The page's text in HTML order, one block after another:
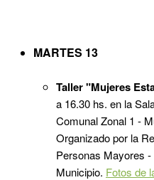
MARTES 13
Taller "Mujeres
a 16.30 hs. en la
Comunal Zonal 1 -
Organizado por la
Personas Mayores
Municipio. Fotos de